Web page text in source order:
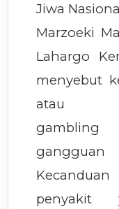
Jiwa
Marzoeki
Lahargo
menyebut
atau
penyakit